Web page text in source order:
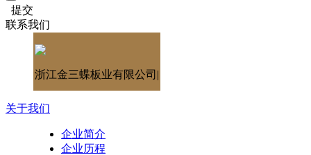
提交
联系我们
浙江金三蝶板业有限公司|
关于我们
企业简介
企业历程